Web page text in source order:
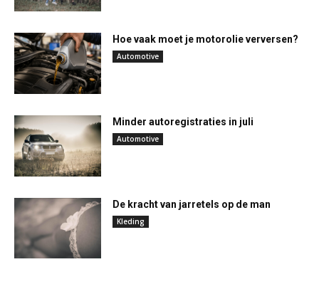
Hoe vaak moet je motorolie verversen?
Automotive
Minder autoregistraties in juli
Automotive
De kracht van jarretels op de man
Kleding